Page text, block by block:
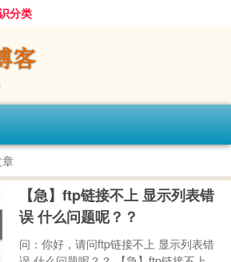
分类
章
【急】ftp链接不上 显示列表错
误 什么问题呢？？
问：你好，请问ftp链接不上 显示列表错